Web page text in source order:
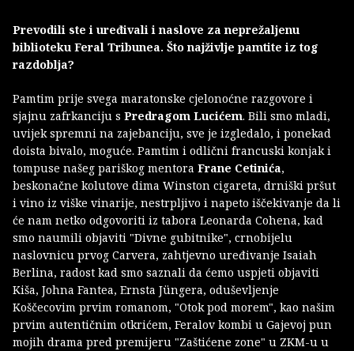
Prevodili ste i uređivali i naslove za neprežaljenu
biblioteku Feral Tribunea. Što najživlje pamtite iz tog
razdoblja?
Pamtim prije svega maratonske cjelonoćne razgovore i
sjajnu zafrkanciju s Predragom Lucićem. Bili smo mladi,
uvijek spremni na zajebanciju, sve je izgledalo, i ponekad
doista bivalo, moguće. Pamtim i odlični francuski konjak i
tompuse našeg pariškog mentora Frane Cetinića,
beskonačne kolutove dima Winston cigareta, drniški pršut
i vino iz viške vinarije, nestrpljivo i napeto iščekivanje da li
će nam netko odgovoriti iz tabora Leonarda Cohena, kad
smo naumili objaviti "Divne gubitnike", crnobijelu
naslovnicu prvog Carvera, zahtjevno uređivanje Isaiah
Berlina, radost kad smo saznali da ćemo uspjeti objaviti
Kiša, Johna Fantea, Ernsta Jüngera, oduševljenje
Koščecovim prvim romanom, "Otok pod morem", kao našim
prvim autentičnim otkrićem, Feralov kombi u Gajevoj pun
mojih drama pred premijeru "Zaštićene zone" u ZKM-u u